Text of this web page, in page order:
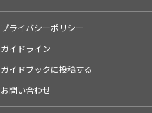
プライバシーポリシー
ガイドライン
ガイドブックに投稿する
お問い合わせ